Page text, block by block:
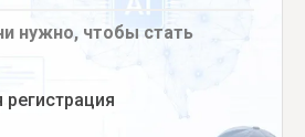
нужно, чтобы стать